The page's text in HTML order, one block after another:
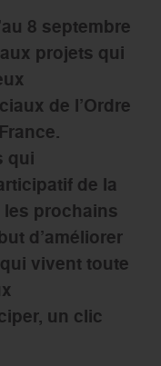
8 septembre
projets qui
de l’Ordre
qui
de la
les prochains
d’améliorer
vivent toute
un clic